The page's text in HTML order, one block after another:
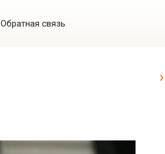
Обратная связь